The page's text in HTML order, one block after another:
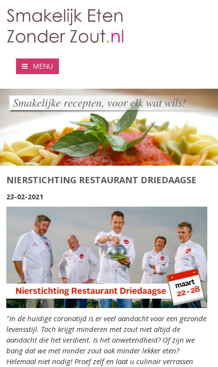
MENU
NIERSTICHTING RESTAURANT DRIEDAAGSE
23-02-2021
"In de huidige coronatijd is er veel aandacht voor een gezonde
levensstijl. Toch krijgt minderen met zout niet altijd de
aandacht die het verdient. Is het onwetendheid? Of zijn we
bang dat we met minder zout ook minder lekker eten?
Helemaal niet nodig! Proef zelf en laat u culinair verrassen